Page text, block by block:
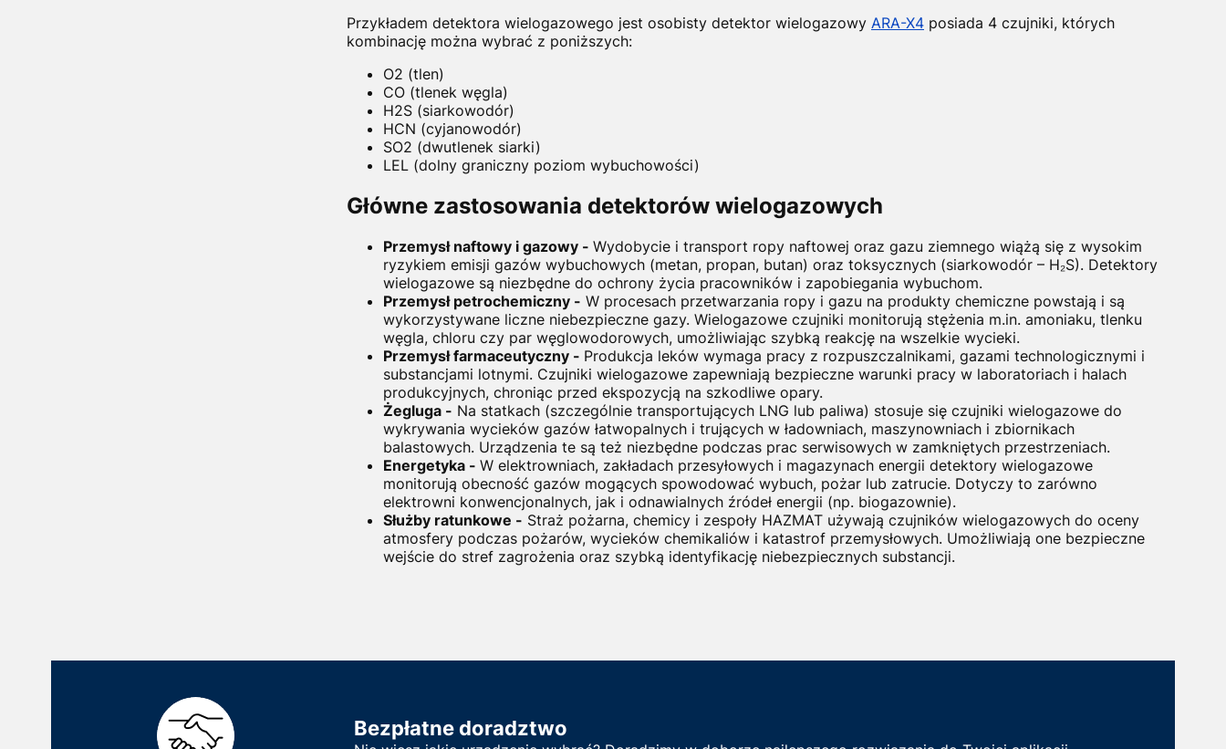
Przykładem detektora wielogazowego jest osobisty detektor wielogazowy ARA-X4 posiada 4 czujniki, których
kombinację można wybrać z poniższych:
O2 (tlen)
CO (tlenek węgla)
H2S (siarkowodór)
HCN (cyjanowodór)
SO2 (dwutlenek siarki)
LEL (dolny graniczny poziom wybuchowości)
Główne zastosowania detektorów wielogazowych
Przemysł naftowy i gazowy - Wydobycie i transport ropy naftowej oraz gazu ziemnego wiążą się z wysokim
ryzykiem emisji gazów wybuchowych (metan, propan, butan) oraz toksycznych (siarkowodór – H₂S). Detektory
wielogazowe są niezbędne do ochrony życia pracowników i zapobiegania wybuchom.
Przemysł petrochemiczny - W procesach przetwarzania ropy i gazu na produkty chemiczne powstają i są
wykorzystywane liczne niebezpieczne gazy. Wielogazowe czujniki monitorują stężenia m.in. amoniaku, tlenku
węgla, chloru czy par węglowodorowych, umożliwiając szybką reakcję na wszelkie wycieki.
Przemysł farmaceutyczny - Produkcja leków wymaga pracy z rozpuszczalnikami, gazami technologicznymi i
substancjami lotnymi. Czujniki wielogazowe zapewniają bezpieczne warunki pracy w laboratoriach i halach
produkcyjnych, chroniąc przed ekspozycją na szkodliwe opary.
Żegluga - Na statkach (szczególnie transportujących LNG lub paliwa) stosuje się czujniki wielogazowe do
wykrywania wycieków gazów łatwopalnych i trujących w ładowniach, maszynowniach i zbiornikach
balastowych. Urządzenia te są też niezbędne podczas prac serwisowych w zamkniętych przestrzeniach.
Energetyka - W elektrowniach, zakładach przesyłowych i magazynach energii detektory wielogazowe
monitorują obecność gazów mogących spowodować wybuch, pożar lub zatrucie. Dotyczy to zarówno
elektrowni konwencjonalnych, jak i odnawialnych źródeł energii (np. biogazownie).
Służby ratunkowe - Straż pożarna, chemicy i zespoły HAZMAT używają czujników wielogazowych do oceny
atmosfery podczas pożarów, wycieków chemikaliów i katastrof przemysłowych. Umożliwiają one bezpieczne
wejście do stref zagrożenia oraz szybką identyfikację niebezpiecznych substancji.
Bezpłatne doradztwo